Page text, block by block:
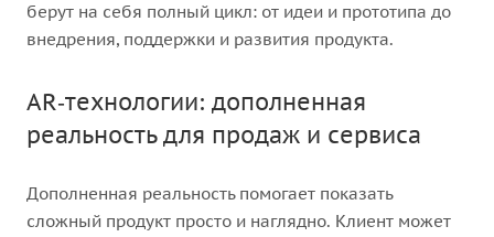
берут на себя полный цикл: от идеи и прототипа до
внедрения, поддержки и развития продукта.
AR‑технологии: дополненная
реальность для продаж и сервиса
Дополненная реальность помогает показать
сложный продукт просто и наглядно. Клиент может